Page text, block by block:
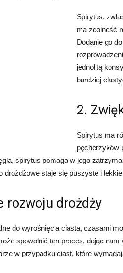
Spirytus,
ma zdolność
Dodanie go
jednolitą
bardziej
2.
Spirytus ma
pęcherzyków
spirytus pomaga w jego
drożdżowe staje się puszyste i lekkie.
rozwoju drożdży
do wyrośnięcia ciasta, czasami
spowolnić ten proces, dając
w przypadku ciast, które